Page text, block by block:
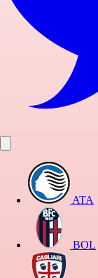
ATA
BOL